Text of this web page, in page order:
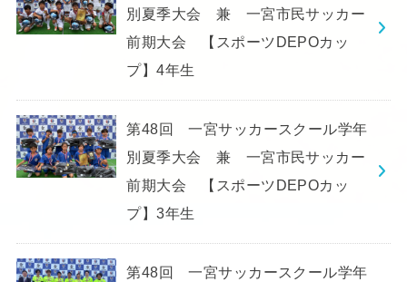
別夏季大会 兼 一宮市民サッカー
前期大会 【スポーツDEPOカッ
プ】4年生
第48回 一宮サッカースクール学年
別夏季大会 兼 一宮市民サッカー
前期大会 【スポーツDEPOカッ
プ】3年生
第48回 一宮サッカースクール学年